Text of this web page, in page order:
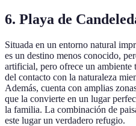
6. Playa de
Situada en un entorno natural
es un destino menos conocido,
artificial, pero ofrece un ambiente
del contacto con la naturaleza
Además, cuenta con amplias
que la convierte en un lugar
la familia. La combinación de
este lugar un verdadero refugio.